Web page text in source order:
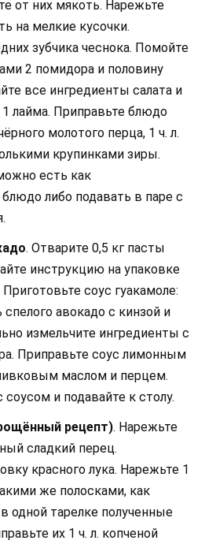
от них мякоть. Нарежьте
на мелкие кусочки.
зубчика чеснока. Помойте
2 помидора и половину
все ингредиенты салата и
лайма. Приправьте блюдо
молотого перца, 1 ч. л.
крупинками зиры.
есть как
либо подавать в паре с
. Отварите 0,5 кг пасты
инструкцию на упаковке
соус гуакамоле:
авокадо с кинзой и
измельчите ингредиенты с
Приправьте соус лимонным
маслом и перцем.
и подавайте к столу.
рецепт). Нарежьте
сладкий перец.
красного лука. Нарежьте 1
же полосками, как
одной тарелке полученные
их 1 ч. л. копченой